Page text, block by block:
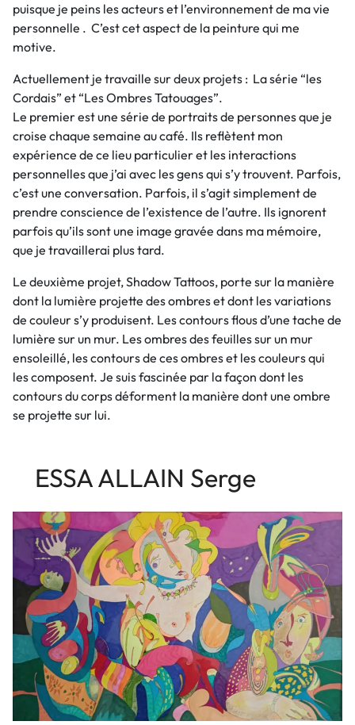
puisque je peins les acteurs et l’environnement de ma vie
personnelle . C’est cet aspect de la peinture qui me
motive.
Actuellement je travaille sur deux projets : La série “les
Cordais” et “Les Ombres Tatouages”.
Le premier est une série de portraits de personnes que je
croise chaque semaine au café. Ils reflètent mon
expérience de ce lieu particulier et les interactions
personnelles que j’ai avec les gens qui s’y trouvent. Parfois,
c’est une conversation. Parfois, il s’agit simplement de
prendre conscience de l’existence de l’autre. Ils ignorent
parfois qu’ils sont une image gravée dans ma mémoire,
que je travaillerai plus tard.
Le deuxième projet, Shadow Tattoos, porte sur la manière
dont la lumière projette des ombres et dont les variations
de couleur s’y produisent. Les contours flous d’une tache de
lumière sur un mur. Les ombres des feuilles sur un mur
ensoleillé, les contours de ces ombres et les couleurs qui
les composent. Je suis fascinée par la façon dont les
contours du corps déforment la manière dont une ombre
se projette sur lui.
ESSA ALLAIN Serge